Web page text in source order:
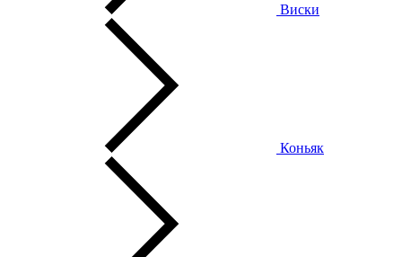
Виски
Коньяк